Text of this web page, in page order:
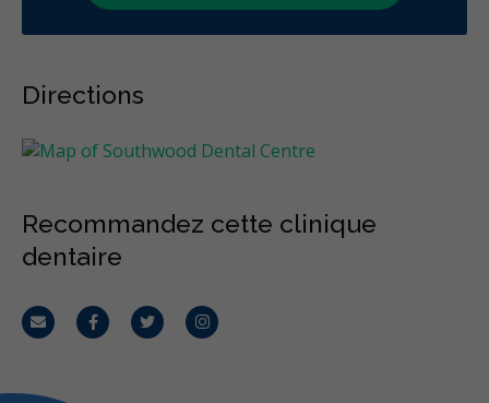
Directions
Recommandez cette clinique
dentaire
CourrielFacebookTwitterInstagram